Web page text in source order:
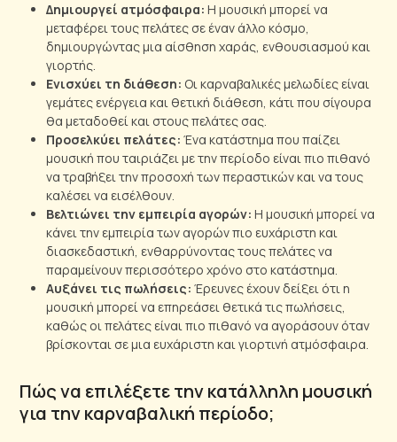
Δημιουργεί ατμόσφαιρα: Η μουσική μπορεί να
μεταφέρει τους πελάτες σε έναν άλλο κόσμο,
δημιουργώντας μια αίσθηση χαράς, ενθουσιασμού και
γιορτής.
Ενισχύει τη διάθεση: Οι καρναβαλικές μελωδίες είναι
γεμάτες ενέργεια και θετική διάθεση, κάτι που σίγουρα
θα μεταδοθεί και στους πελάτες σας.
Προσελκύει πελάτες: Ένα κατάστημα που παίζει
μουσική που ταιριάζει με την περίοδο είναι πιο πιθανό
να τραβήξει την προσοχή των περαστικών και να τους
καλέσει να εισέλθουν.
Βελτιώνει την εμπειρία αγορών: Η μουσική μπορεί να
κάνει την εμπειρία των αγορών πιο ευχάριστη και
διασκεδαστική, ενθαρρύνοντας τους πελάτες να
παραμείνουν περισσότερο χρόνο στο κατάστημα.
Αυξάνει τις πωλήσεις: Έρευνες έχουν δείξει ότι η
μουσική μπορεί να επηρεάσει θετικά τις πωλήσεις,
καθώς οι πελάτες είναι πιο πιθανό να αγοράσουν όταν
βρίσκονται σε μια ευχάριστη και γιορτινή ατμόσφαιρα.
Πώς να επιλέξετε την κατάλληλη μουσική
για την καρναβαλική περίοδο;